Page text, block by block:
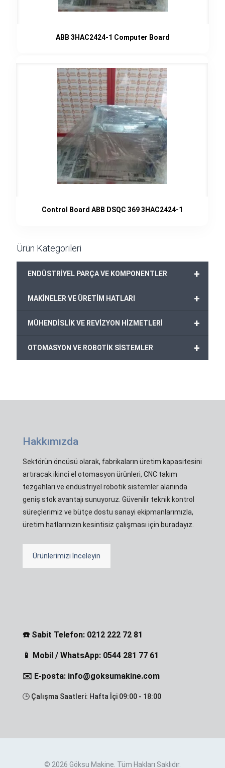
ABB 3HAC2424-1 Computer Board
Control Board ABB DSQC 369 3HAC2424-1
Ürün Kategorileri
+
ENDÜSTRİYEL PARÇA VE KOMPONENTLER
+
MAKİNELER VE ÜRETİM HATLARI
+
MÜHENDİSLİK VE REVİZYON HİZMETLERİ
+
OTOMASYON VE ROBOTİK SİSTEMLER
Hakkımızda
Sektörün öncüsü olarak, fabrikaların üretim kapasitesini
artıracak ikinci el otomasyon ürünleri, CNC takım
tezgahları ve endüstriyel robotik sistemler alanında
geniş stok avantajı sunuyoruz. Güvenilir teknik kontrol
süreçlerimiz ve bütçe dostu sanayi ekipmanlarımızla,
üretim hatlarınızın kesintisiz çalışması için buradayız.
Ürünlerimizi İnceleyin
☎️ Sabit Telefon: 0212 222 72 81
📱 Mobil / WhatsApp: 0544 281 77 61
✉️ E-posta: info@goksumakine.com
🕒 Çalışma Saatleri: Hafta İçi 09:00 - 18:00